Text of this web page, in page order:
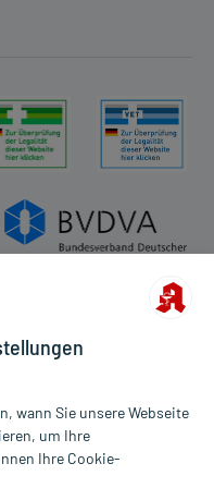
Versandkosten
wann Sie unsere Webseite
um Ihre
Ihre Cookie-